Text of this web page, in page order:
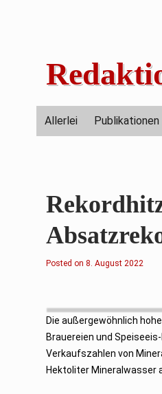
Allerlei Publikationen
Posted on 8
u
s
t
2
0
2
8. August 2022
Die außergewöhnlich
Brauereien und
Verkaufszahlen von
Hektoliter Mineralwasser